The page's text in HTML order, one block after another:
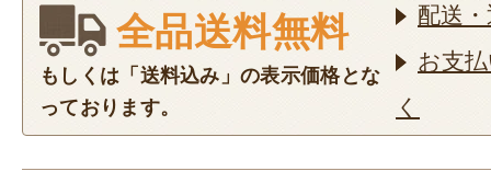
全品送料無料
もしくは「送料込み」の表示価格とな
っております。
配送
お支
く